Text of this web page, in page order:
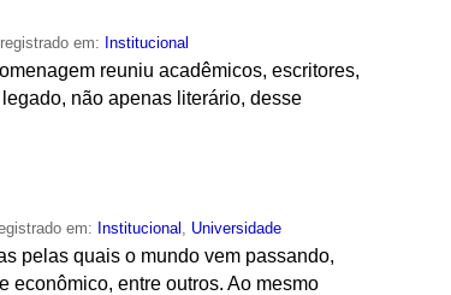
em: Institucional
reuniu acadêmicos, escritores,
não apenas literário, desse
em: Institucional Universidade
pelas quais o mundo vem passando,
econômico, entre outros. Ao mesmo